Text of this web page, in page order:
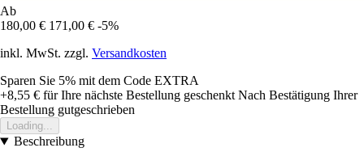
Ab
180,00 € 171,00 € -5%
inkl. MwSt. zzgl. Versandkosten
Sparen Sie 5% mit dem Code EXTRA
+8,55 € für Ihre nächste Bestellung geschenkt Nach Bestätigung Ihrer
Bestellung gutgeschrieben
Loading...
Beschreibung